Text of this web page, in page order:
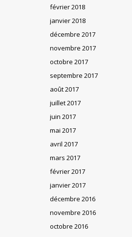
février 2018
janvier 2018
décembre 2017
novembre 2017
octobre 2017
septembre 2017
août 2017
juillet 2017
juin 2017
mai 2017
avril 2017
mars 2017
février 2017
janvier 2017
décembre 2016
novembre 2016
octobre 2016